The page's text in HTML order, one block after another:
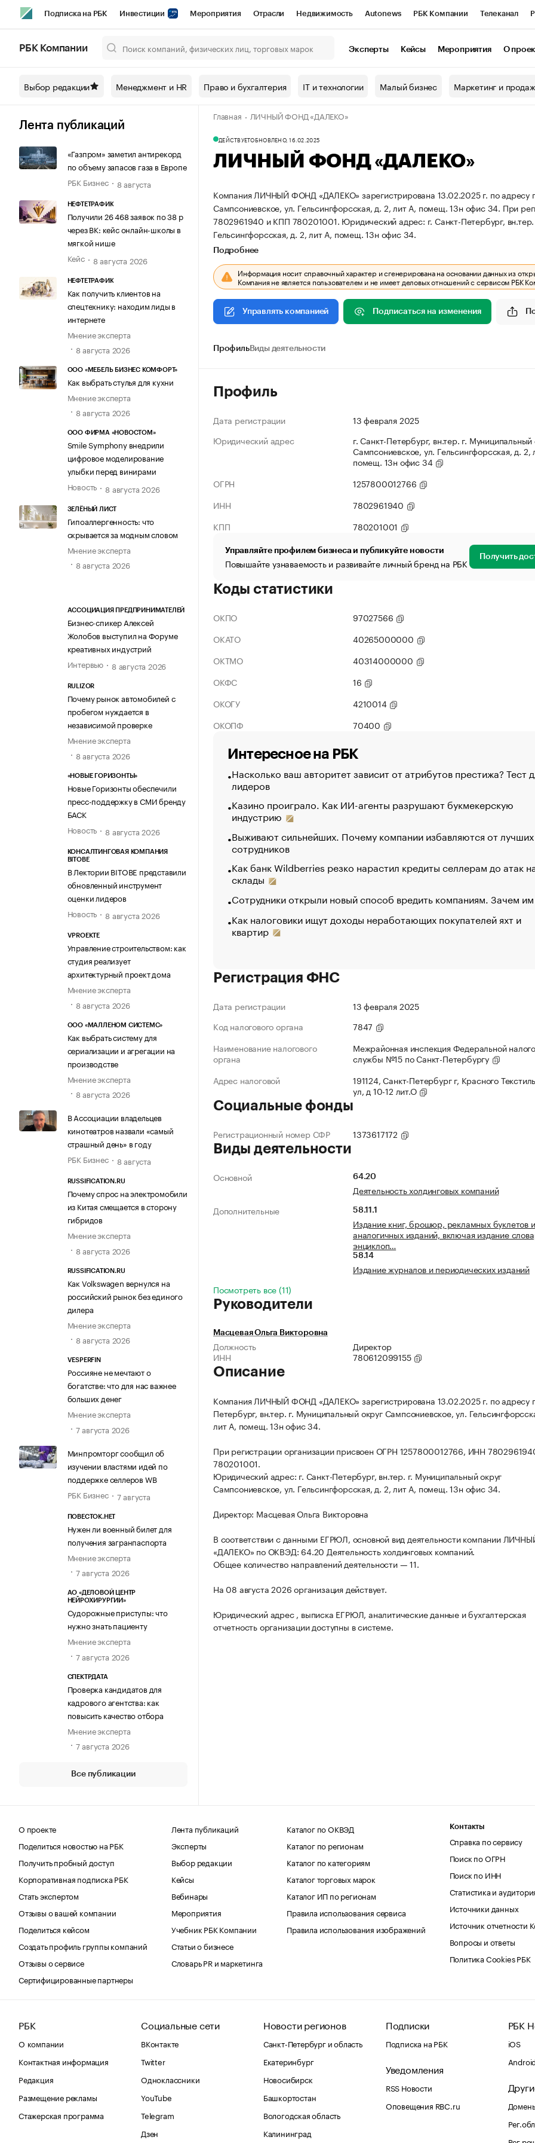
Подписка на РБК Инвестиции Мероприятия Отрасли Недвижимость Autonews РБК Компании Телеканал
Спецпроекты СПб Конференции СПб Спецпроекты Проверка контрагентов
Технологии и медиа Рынок наличной валюты
РБК Компании Эксперты Кейсы Мероприятия О
Выбор редакции Менеджмент и HR Право и бухгалтерия IT и технологии Малый бизнес Маркетинг и
Лента публикаций
«Газпром» заметил антирекорд
по объему запасов газа в Европе
РБК Бизнес
8 августа
НЕФТЕТРАФИК
Получили 26 468 заявок по 38 р
через ВК: кейс онлайн-школы в
мягкой нише
Кейс
8 августа 2026
НЕФТЕТРАФИК
Как получить клиентов на
спецтехнику: находим лиды в
интернете
Мнение эксперта
8 августа 2026
ООО «МЕБЕЛЬ БИЗНЕС КОМФОРТ»
Как выбрать стулья для кухни
Мнение эксперта
8 августа 2026
ООО ФИРМА «НОВОСТОМ»
Smile Symphony внедрили
цифровое моделирование
улыбки перед винирами
Новость
8 августа 2026
ЗЕЛЁНЫЙ ЛИСТ
Гипоаллергенность: что
скрывается за модным словом
Мнение эксперта
8 августа 2026
АССОЦИАЦИЯ ПРЕДПРИНИМАТЕЛЕЙ
Бизнес-спикер Алексей
Жолобов выступил на Форуме
креативных индустрий
Интервью
8 августа 2026
RULIZOR
Почему рынок автомобилей с
пробегом нуждается в
независимой проверке
Мнение эксперта
8 августа 2026
«НОВЫЕ ГОРИЗОНТЫ»
Новые Горизонты обеспечили
пресс-поддержку в СМИ бренду
БАСК
Новость
8 августа 2026
КОНСАЛТИНГОВАЯ КОМПАНИЯ
BITOBE
В Лектории BITOBE представили
обновленный инструмент
оценки лидеров
Новость
8 августа 2026
VPROEKTE
Управление строительством: как
студия реализует
архитектурный проект дома
Мнение эксперта
8 августа 2026
ООО «МАЛЛЕНОМ СИСТЕМС»
Как выбрать систему для
сериализации и агрегации на
производстве
Мнение эксперта
8 августа 2026
В Ассоциации владельцев
кинотеатров назвали «самый
страшный день» в году
РБК Бизнес
8 августа
RUSSIFICATION.RU
Почему спрос на электромобили
из Китая смещается в сторону
гибридов
Мнение эксперта
8 августа 2026
RUSSIFICATION.RU
Как Volkswagen вернулся на
российский рынок без единого
дилера
Мнение эксперта
8 августа 2026
VESPERFIN
Россияне не мечтают о
богатстве: что для нас важнее
больших денег
Мнение эксперта
7 августа 2026
Минпромторг сообщил об
изучении властями идей по
поддержке селлеров WB
РБК Бизнес
7 августа
ПОВЕСТОК.НЕТ
Нужен ли военный билет для
получения загранпаспорта
Мнение эксперта
7 августа 2026
АО «ДЕЛОВОЙ ЦЕНТР
НЕЙРОХИРУРГИИ»
Судорожные приступы: что
нужно знать пациенту
Мнение эксперта
7 августа 2026
СПЕКТРДАТА
Проверка кандидатов для
кадрового агентства: как
повысить качество отбора
Мнение эксперта
7 августа 2026
Все публикации
Главная ЛИЧНЫЙ ФОНД «ДАЛЕКО»
ДЕЙСТВУЕТОБНОВЛЕНО, 16.02.2025
ЛИЧНЫЙ ФОНД «ДАЛЕКО»
Компания ЛИЧНЫЙ ФОНД «ДАЛЕКО» зарегистрирована 13.02.2025 г. по адресу
Сампсониевское, ул. Гельсингфорсская, д. 2, лит А, помещ. 13н офис 34. При
7802961940 и КПП 780201001. Юридический адрес: г. Санкт-Петербург,
Гельсингфорсская, д. 2, лит А, помещ. 13н офис 34.
Подробнее
Информация носит справочный характер и сгенерирована на основании данных из
Компания не является пользователем и не имеет деловых отношений с сервисом РБК
Управлять компанией Подписаться на изменения
ПрофильВиды деятельности
Профиль
Дата регистрации
13 февраля 2025
Юридический адрес
г. Санкт-Петербург, вн.тер. г. Муниципальный
Сампсониевское, ул. Гельсингфорсская, д. 2,
помещ. 13н офис 34
ОГРН
1257800012766
ИНН
7802961940
КПП
780201001
Управляйте профилем бизнеса и публикуйте новости
Повышайте узнаваемость и развивайте личный бренд на РБК Получить
Коды статистики
ОКПО
97027566
ОКАТО
40265000000
ОКТМО
40314000000
ОКФС
16
ОКОГУ
4210014
ОКОПФ
70400
Интересное на РБК
Насколько ваш авторитет зависит от атрибутов престижа? Тест
лидеров
Казино проиграло. Как ИИ-агенты разрушают букмекерскую
индустрию
Выживают сильнейших. Почему компании избавляются от лучших
сотрудников
Как банк Wildberries резко нарастил кредиты селлерам до атак
склады
Сотрудники открыли новый способ вредить компаниям. Зачем
Как налоговики ищут доходы неработающих покупателей яхт и
квартир
Регистрация ФНС
Дата регистрации
13 февраля 2025
Код налогового органа
7847
Наименование налогового
органа
Межрайонная инспекция Федеральной
службы №15 по Санкт-Петербургу
Адрес налоговой
191124, Санкт-Петербург г, Красного
ул, д 10-12 лит.О
Социальные фонды
Регистрационный номер СФР 1373617172
Виды деятельности
Основной 64.20
Деятельность холдинговых компаний
Дополнительные
58.11.1
Издание книг, брошюр, рекламных буклетов и
аналогичных изданий, включая издание
энциклоп…
58.14
Издание журналов и периодических изданий
Посмотреть все (11)
Руководители
Масцевая Ольга Викторовна
Должность
Директор
ИНН
780612099155
Описание
Компания ЛИЧНЫЙ ФОНД «ДАЛЕКО» зарегистрирована 13.02.2025 г. по адресу
Петербург, вн.тер. г. Муниципальный округ Сампсониевское, ул.
лит А, помещ. 13н офис 34.
При регистрации организации присвоен ОГРН 1257800012766, ИНН
780201001.
Юридический адрес: г. Санкт-Петербург, вн.тер. г. Муниципальный округ
Сампсониевское, ул. Гельсингфорсская, д. 2, лит А, помещ. 13н офис 34.
Директор: Масцевая Ольга Викторовна
В соответствии с данными ЕГРЮЛ, основной вид деятельности компании
«ДАЛЕКО» по ОКВЭД: 64.20 Деятельность холдинговых компаний.
Общее количество направлений деятельности — 11.
На 08 августа 2026 организация действует.
Юридический адрес , выписка ЕГРЮЛ, аналитические данные и бухгалтерская
отчетность организации доступны в системе.
О проекте
Поделиться новостью на РБК
Получить пробный доступ
Корпоративная подписка РБК
Стать экспертом
Отзывы о вашей компании
Поделиться кейсом
Создать профиль группы компаний
Отзывы о сервисе
Сертифицированные партнеры
Лента публикаций
Эксперты
Выбор редакции
Кейсы
Вебинары
Мероприятия
Учебник РБК Компании
Статьи о бизнесе
Словарь PR и маркетинга
Каталог по ОКВЭД
Каталог по регионам
Каталог по категориям
Каталог торговых марок
Каталог ИП по регионам
Правила использования сервиса
Правила использования изображений
Контакты
Справка по сервису
Поиск по ОГРН
Поиск по ИНН
Статистика и
Источники данных
Источник отчетности
Вопросы и ответы
Политика Cookies РБК
РБК
О компании
Контактная информация
Редакция
Размещение рекламы
Стажерская программа
Социальные сети
ВКонтакте
Twitter
Одноклассники
YouTube
Telegram
Дзен
Новости регионов
Санкт-Петербург и область
Екатеринбург
Новосибирск
Башкортостан
Вологодская область
Калининград
Подписки
Подписка на РБК
Уведомления
RSS Новости
Оповещения RBC.ru
РБК
iOS